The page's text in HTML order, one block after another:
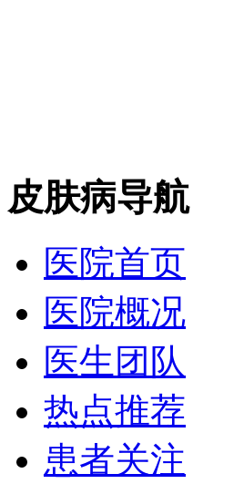
皮肤病导航
医院首页
医院概况
医生团队
热点推荐
患者关注